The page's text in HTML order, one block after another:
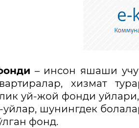
– инсон яшаши
хизмат
уй-жой фонди
уйлар, шунингдек
фонд.